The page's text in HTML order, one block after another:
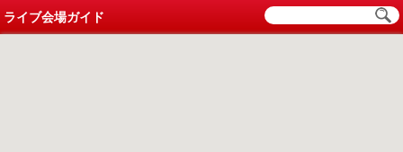
ライブ会場ガイド